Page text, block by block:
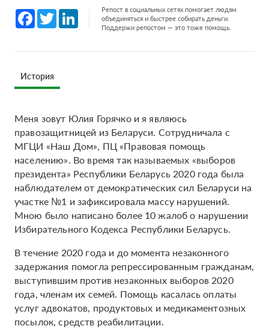
Facebook
Twitter LinkedInРепост в социальных сетях помогает людям
объединяться и быстрее собирать деньги.
Поддержи репостом — это тоже помощь.
История
Меня зовут Юлия Горячко и я являюсь
правозащитницей из Беларуси. Сотрудничала с
МГЦИ «Наш Дом», ПЦ «Правовая помощь
населению». Во время так называемых «выборов
президента» Республики Беларусь 2020 года была
наблюдателем от демократических сил Беларуси на
участке №1 и зафиксировала массу нарушений.
Мною было написано более 10 жалоб о нарушении
Избирательного Кодекса Республики Беларусь.
В течение 2020 года и до момента незаконного
задержания помогла репрессированным гражданам,
выступившим против незаконных выборов 2020
года, членам их семей. Помощь касалась оплаты
услуг адвокатов, продуктовых и медикаментозных
посылок, средств реабилитации.